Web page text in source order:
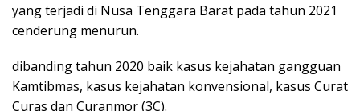
yang terjadi di Nusa Tenggara Barat pada tahun 2021
cenderung menurun.
dibanding tahun 2020 baik kasus kejahatan gangguan
Kamtibmas, kasus kejahatan konvensional, kasus Curat
Curas dan Curanmor (3C).